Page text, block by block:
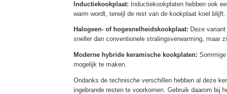
Inductiekookplaat: Inductiekookplaten hebben ook
warm wordt, terwijl de rest van de kookplaat koel
Halogeen- of hogesnelheidskookplaat: Deze
sneller dan conventionele stralingsverwarming, maar
Moderne hybride keramische kookplaten:
mogelijk te maken.
Ondanks de technische verschillen hebben al deze
ingebrande resten te voorkomen. Gebruik daarom bij